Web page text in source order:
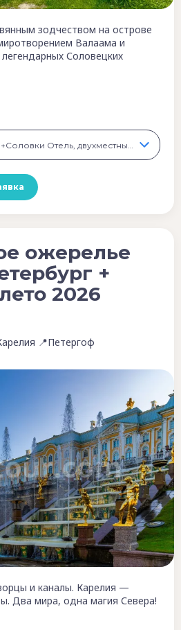
зодчеством на острове
Валаама и
Соловецких
ожерелье
+
2026
📍Петергоф
и каналы. Карелия —
Два мира, одна магия Севера!